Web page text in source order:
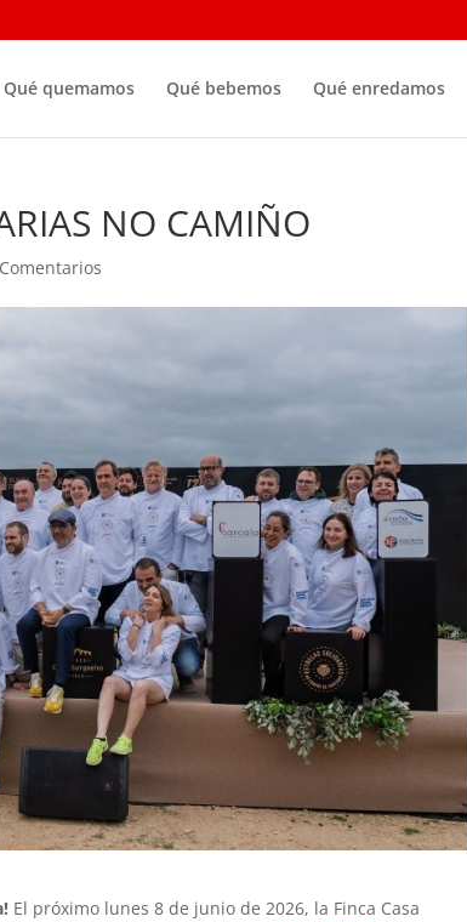
Qué quemamos Qué bebemos Qué enredamos
NO CAMIÑO
El próximo lunes 8 de junio de 2026, la Finca Casa